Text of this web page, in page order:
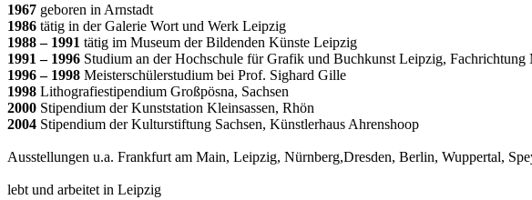
1967 geboren in Arnstadt
1986 tätig in der Galerie Wort und Werk Leipzig
1988 – 1991 tätig im Museum der Bildenden Künste Leipzig
1991 – 1996 Studium an der Hochschule für Grafik und Buchkunst Leipzig,
1996 – 1998 Meisterschülerstudium bei Prof. Sighard Gille
1998 Lithografiestipendium Großpösna, Sachsen
2000 Stipendium der Kunststation Kleinsassen, Rhön
2004 Stipendium der Kulturstiftung Sachsen, Künstlerhaus Ahrenshoop
Ausstellungen u.a. Frankfurt am Main, Leipzig, Nürnberg,Dresden, Berlin, Wuppertal,
lebt und arbeitet in Leipzig